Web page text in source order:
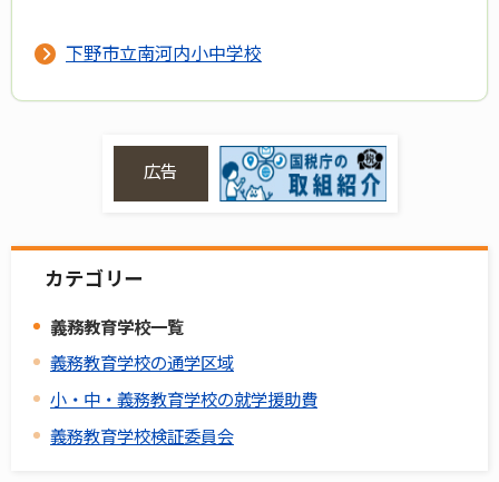
下野市立南河内小中学校
広告
カテゴリー
義務教育学校一覧
義務教育学校の通学区域
小・中・義務教育学校の就学援助費
義務教育学校検証委員会